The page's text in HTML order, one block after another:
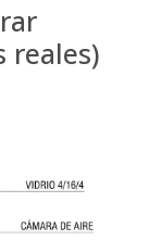
reales)